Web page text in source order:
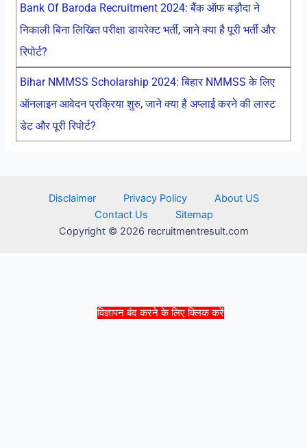
विज्ञापन बंद करने के लिए क्लिक करें
Bank Of Baroda Recruitment 2024: बैंक ऑफ बड़ौदा ने
निकाली बिना लिखित परीक्षा डायरेक्ट भर्ती, जाने क्या है पूरी भर्ती और
रिपोर्ट?
Bihar NMMSS Scholarship 2024: बिहार NMMSS के लिए
ऑनलाइन आवेदन प्रक्रिया शुरु, जाने क्या है अप्लाई करने की लास्ट
डेट और पूरी रिपोर्ट?
Disclaimer Privacy Policy
About US
Contact Us
Sitemap
Copyright © 2026 recruitmentresult.com